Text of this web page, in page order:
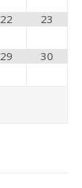
22 23
29 30